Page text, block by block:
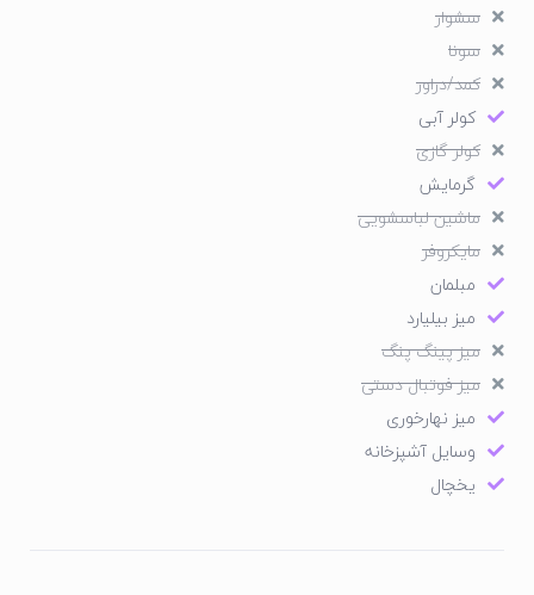
سشوار
سونا
کمد/دراور
کولر آبی
کولر گازی
گرمایش
ماشین لباسشویی
مایکروفر
مبلمان
میز بیلیارد
میز پینگ پنگ
میز فوتبال دستی
میز نهارخوری
وسایل آشپزخانه
یخچال